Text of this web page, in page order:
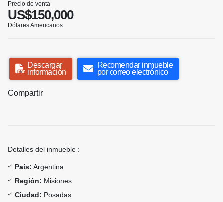
Precio de venta
US$150,000
Dólares Americanos
Descargar
información
Recomendar inmueble
por correo electrónico
Compartir
Detalles del inmueble :
País: Argentina
Región: Misiones
Ciudad: Posadas